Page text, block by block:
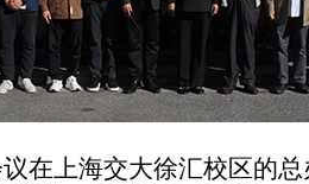
上海交大徐汇校区的总